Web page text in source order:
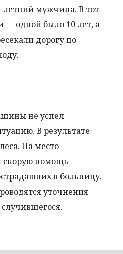
летний мужчина. В тот
— одной было 10 лет, а
дорогу по
не успел
В результате
На место
скорую помощь —
в больницу.
уточнения
случившегося.